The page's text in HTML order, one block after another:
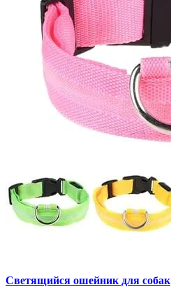
Светящийся ошейник для собак